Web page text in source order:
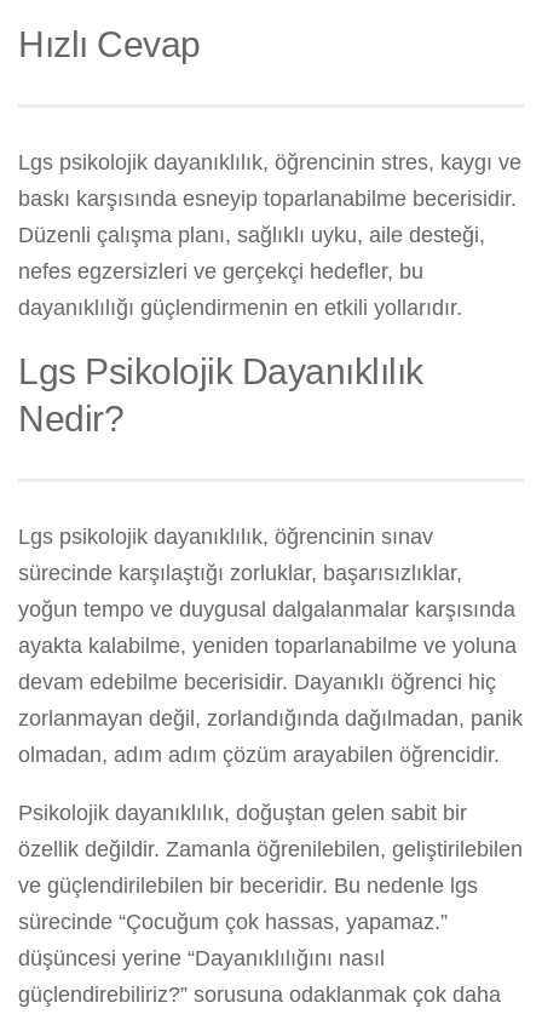
Hızlı Cevap
Lgs psikolojik dayanıklılık, öğrencinin stres, kaygı ve
baskı karşısında esneyip toparlanabilme becerisidir.
Düzenli çalışma planı, sağlıklı uyku, aile desteği,
nefes egzersizleri ve gerçekçi hedefler, bu
dayanıklılığı güçlendirmenin en etkili yollarıdır.
Lgs Psikolojik Dayanıklılık
Nedir?
Lgs psikolojik dayanıklılık, öğrencinin sınav
sürecinde karşılaştığı zorluklar, başarısızlıklar,
yoğun tempo ve duygusal dalgalanmalar karşısında
ayakta kalabilme, yeniden toparlanabilme ve yoluna
devam edebilme becerisidir. Dayanıklı öğrenci hiç
zorlanmayan değil, zorlandığında dağılmadan, panik
olmadan, adım adım çözüm arayabilen öğrencidir.
Psikolojik dayanıklılık, doğuştan gelen sabit bir
özellik değildir. Zamanla öğrenilebilen, geliştirilebilen
ve güçlendirilebilen bir beceridir. Bu nedenle lgs
sürecinde “Çocuğum çok hassas, yapamaz.”
düşüncesi yerine “Dayanıklılığını nasıl
güçlendirebiliriz?” sorusuna odaklanmak çok daha